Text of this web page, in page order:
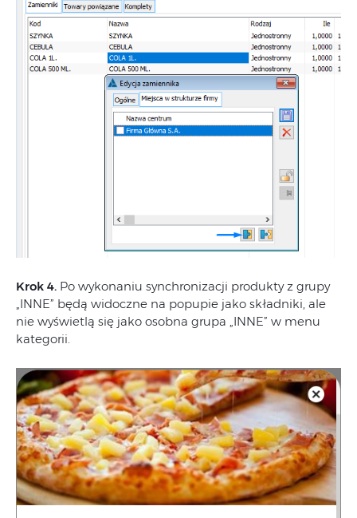
Krok 4. Po wykonaniu synchronizacji produkty z grupy
„INNE” będą widoczne na popupie jako składniki, ale
nie wyświetlą się jako osobna grupa „INNE” w menu
kategorii.